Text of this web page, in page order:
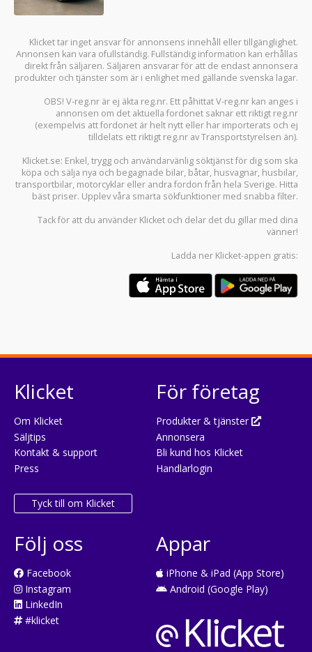
Klicket tar inget ansvar för annonsens innehåll eller tillgänglighet.
Annonsen kan vara ofullständig. Fullständig information kan erhållas
direkt från säljaren. Säljaren ansvarar för att de endast annonsera
produkter och tjänster som är i enlighet med gällande svenska lagar.
OBS! V-reg.nr är ej äkta reg.nr. Ett påhittat V-reg.nr kan anges i
annonsen om det aktuella fordonet saknar ett riktigt reg.nr
(exempelvis att fordonet är helt nytt eller har importerats och ej
tilldelats ett riktigt reg.nr av Transportstyrelsen än).
Klicket.se: Enkel, trygg och användarvänlig söktjänst för dig som ska
köpa och sälja nya och begagnade bilar, båtar, husvagnar, husbilar,
transportbilar, motorcyklar eller andra fordon från hela Sverige. Hitta
bäst priser. Upplev våra smarta sökfunktioner med snabba filter.
Tack för att du använder Klicket och delar det du gillar med dina
vänner!
Ladda ner Klicket-appen gratis:
Klicket
Om Klicket
Säljtips
Kontakt & support
Press
Tyck till om Klicket
För företag
Produkter & tjänster
Annonsera
Bli kund hos Klicket
Handlarlogin
Följ oss
Facebook
Instagram
LinkedIn
#klicket
Appar
iPhone & iPad (App Store)
Android (Google Play)